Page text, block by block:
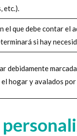
etc.).
el que debe contar
si hay
debidamente
hogar y avalados